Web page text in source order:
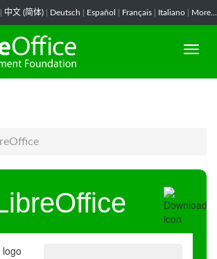
中文 (简体) Deutsch Español Français Italiano More...